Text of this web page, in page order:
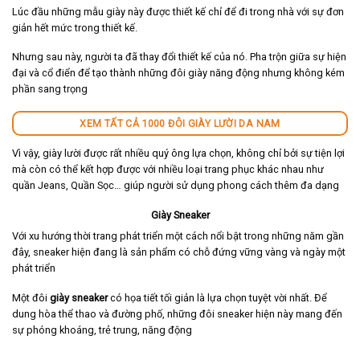
Lúc đầu những mẫu giày này được thiết kế chỉ để đi trong nhà với sự đơn
giản hết mức trong thiết kế.
Nhưng sau này, người ta đã thay đổi thiết kế của nó. Pha trộn giữa sự hiện
đại và cổ điển để tạo thành những đôi giày năng động nhưng không kém
phần sang trọng
XEM TẤT CẢ 1000 ĐÔI GIÀY LƯỜI DA NAM
Vì vậy, giày lười được rất nhiều quý ông lựa chọn, không chỉ bởi sự tiện lợi
mà còn có thể kết hợp được với nhiều loại trang phục khác nhau như
quần Jeans, Quần Sọc… giúp người sử dụng phong cách thêm đa dạng
Giày Sneaker
Với xu hướng thời trang phát triển một cách nổi bật trong những năm gần
đây, sneaker hiện đang là sản phẩm có chỗ đứng vững vàng và ngày một
phát triển
Một đôi giày sneakercó họa tiết tối giản là lựa chọn tuyệt vời nhất. Để
dung hòa thể thao và đường phố, những đôi sneaker hiện này mang đến
sự phóng khoáng, trẻ trung, năng động